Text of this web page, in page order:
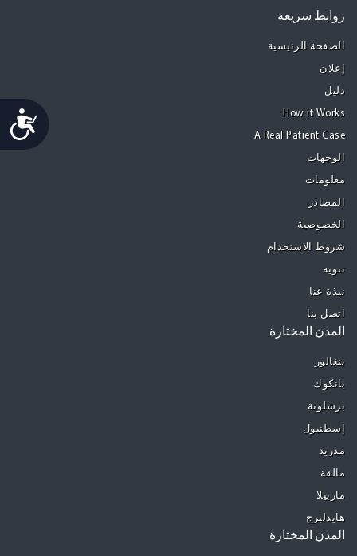
Accessibility
روابط سريعة
الصفحة الرئيسية
إعلان
دليل
How it Works
A Real Patient Case
الوجهات
معلومات
المصادر
الخصوصية
شروط الاستخدام
تنويه
نبذة عنا
اتصل بنا
المدن المختارة
بنغالور
بانكوك
برشلونة
إسطنبول
مدريد
مالقة
ماربيلا
هايدلبرج
المدن المختارة